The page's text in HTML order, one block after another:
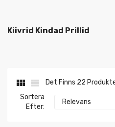
Kiivrid Kindad Prillid
 
Det Finns 22
Sortera
Efter:
Relevans